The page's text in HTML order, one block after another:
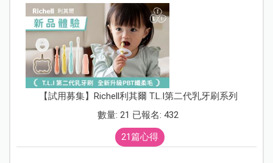
【試用募集】Richell利其爾 T.L.I第二代乳牙刷系列
數量: 21 已報名: 432
21篇心得